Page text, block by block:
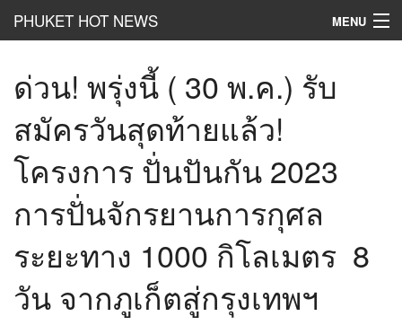
PHUKET HOT NEWS MENU
Hot Clip
Hot List
HotGossip
Hot Business
เที่ยว ชิม ช๊อป
HotHealth and Beauty
ด่วน! พรุ่งนี้ ( 30 พ.ค.) รับ
สมัครวันสุดท้ายแล้ว!
โครงการ ปั่นปันกัน 2023
การปั่นจักรยานการกุศล
ระยะทาง 1000 กิโลเมตร 8
วัน จากภูเก็ตสู่กรุงเทพฯ